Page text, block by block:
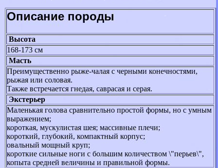
Описание породы
Высота
168-173 см
Масть
Преимущественно рыже-чалая с черными конечностями,
рыжая или соловая.
Также встречается гнедая, саврасая и серая.
Экстерьер
Маленькая голова сравнительно простой формы, но с умным
выражением;
короткая, мускулистая шея; массивные плечи;
короткий, глубокий, компактный корпус;
овальный мощный круп;
короткие сильные ноги с большим количеством \"перьев\",
копыта средней величины и правильной формы.